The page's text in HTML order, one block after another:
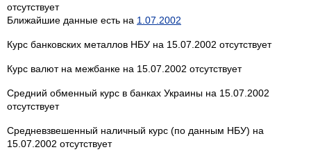
отсутствует
Ближайшие данные есть на 1.07.2002
Курс банковских металлов НБУ на 15.07.2002 отсутствует
Курс валют на межбанке на 15.07.2002 отсутствует
Средний обменный курс в банках Украины на 15.07.2002
отсутствует
Средневзвешенный наличный курс (по данным НБУ) на
15.07.2002 отсутствует